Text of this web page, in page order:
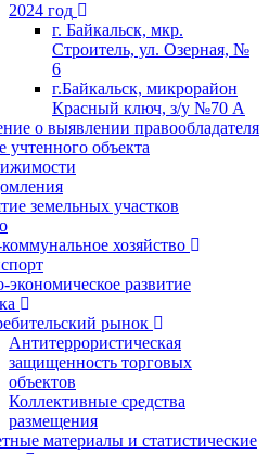
2024 год
г. Байкальск, мкр.
Строитель, ул. Озерная, №
6
г.Байкальск, микрорайон
Красный ключ, з/у №70 А
о выявлении правообладателя
учтенного объекта
земельных участков
хозяйство
экономическое развитие
рынок
Антитеррористическая
защищенность торговых
объектов
Коллективные средства
размещения
материалы и статистические